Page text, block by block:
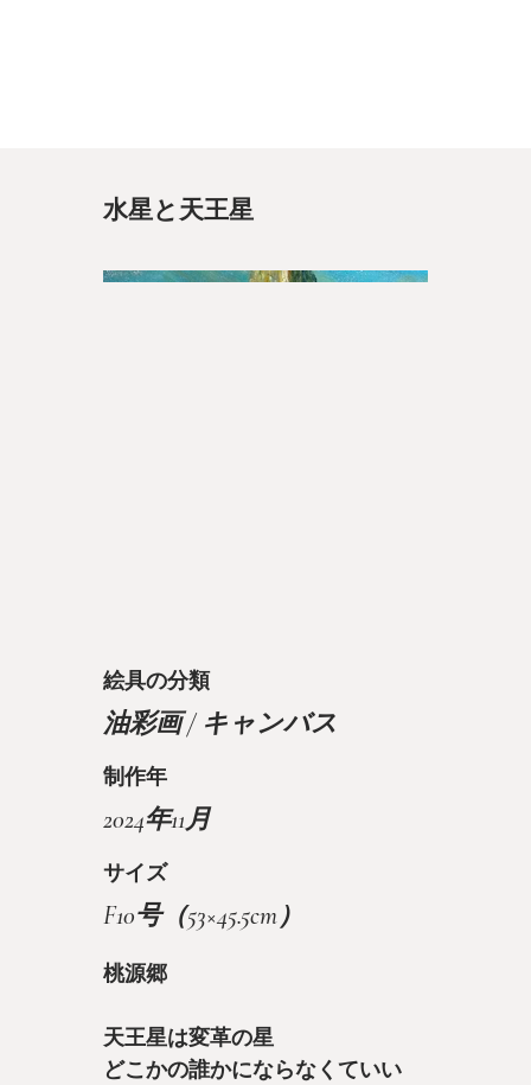
水星と天王星
絵具の分類
油彩画 / キャンバス
制作年
2024年11月
サイズ
F10号（53×45.5cm）
桃源郷
天王星は変革の星
どこかの誰かにならなくていい